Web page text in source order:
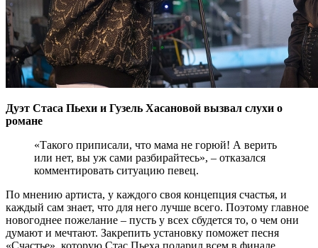
Дуэт Стаса Пьехи и Гузель Хасановой вызвал слухи о
романе
«Такого приписали, что мама не горюй! А верить
или нет, вы уж сами разбирайтесь», – отказался
комментировать ситуацию певец.
По мнению артиста, у каждого своя концепция счастья, и
каждый сам знает, что для него лучше всего. Поэтому главное
новогоднее пожелание – пусть у всех сбудется то, о чем они
думают и мечтают. Закрепить установку поможет песня
«Счастье», которую Стас Пьеха подарил всем в финале